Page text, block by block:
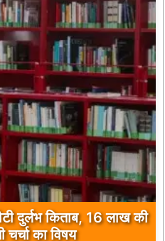
दुर्लभ किताब, 16 लाख की
का विषय